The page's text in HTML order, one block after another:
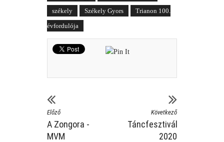
székely
Székely Gyors
Trianon 100.
évfordulója
Előző
A Zongora -
MVM
Következő
Táncfesztivál
2020